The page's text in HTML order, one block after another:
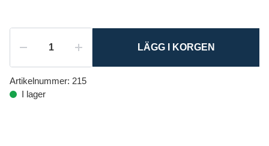
LÄGG I KORGEN
Artikelnummer: 215
I lager